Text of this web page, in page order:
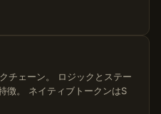
チェーン。 ロジックとステー
徴。 ネイティブトークンはS